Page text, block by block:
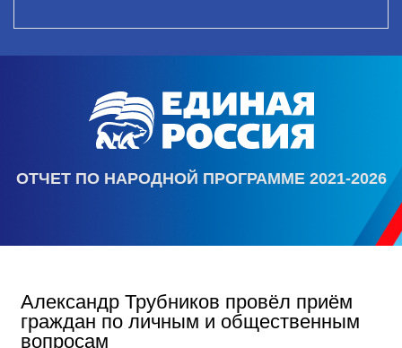
ОТЧЕТ ПО НАРОДНОЙ ПРОГРАММЕ 2021-2026
Александр Трубников провёл приём
граждан по личным и общественным
вопросам